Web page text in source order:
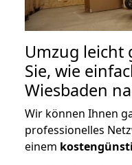
Umzug leicht
Sie, wie
Wiesbaden
Wir können Ihnen
professionelles
einem